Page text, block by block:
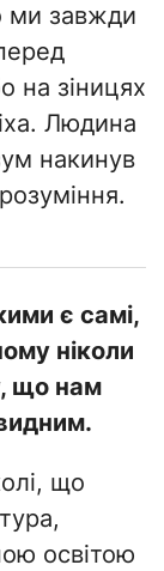
ми завжди
на зіницях
Людина
накинув
є самі,
ніколи
що нам
що
освітою